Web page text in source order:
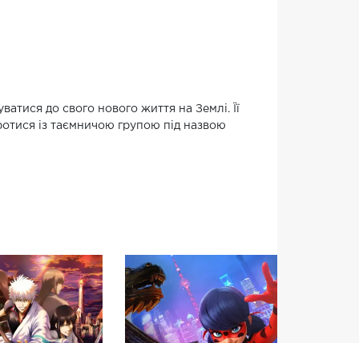
до свого нового життя на Землі. Її
із таємничою групою під назвою